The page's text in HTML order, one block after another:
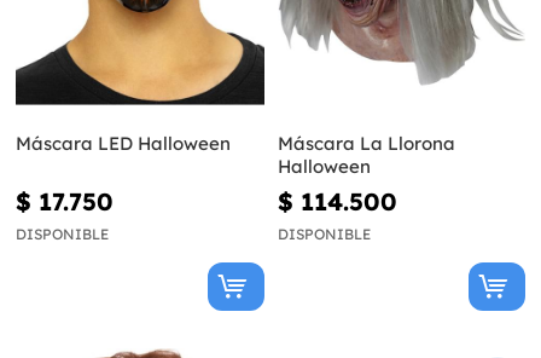
Máscara LED Halloween
$ 17.750
DISPONIBLE
Máscara La Llorona
Halloween
$ 114.500
DISPONIBLE